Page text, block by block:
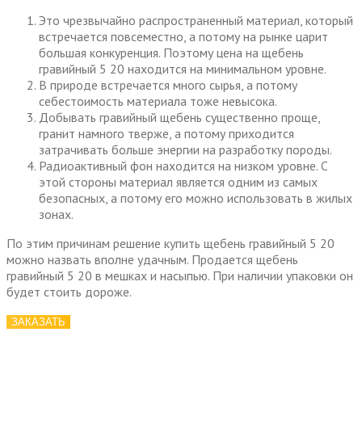
Это чрезвычайно распространенный материал, который
встречается повсеместно, а потому на рынке царит
большая конкуренция. Поэтому цена на щебень
гравийный 5 20 находится на минимальном уровне.
В природе встречается много сырья, а потому
себестоимость материала тоже невысока.
Добывать гравийный щебень существенно проще,
гранит намного тверже, а потому приходится
затрачивать больше энергии на разработку породы.
Радиоактивный фон находится на низком уровне. С
этой стороны материал является одним из самых
безопасных, а потому его можно использовать в жилых
зонах.
По этим причинам решение купить щебень гравийный 5 20
можно назвать вполне удачным. Продается щебень
гравийный 5 20 в мешках и насыпью. При наличии упаковки он
будет стоить дороже.
ЗАКАЗАТЬ